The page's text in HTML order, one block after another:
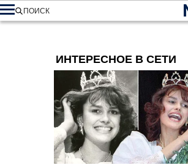
ПОИСК